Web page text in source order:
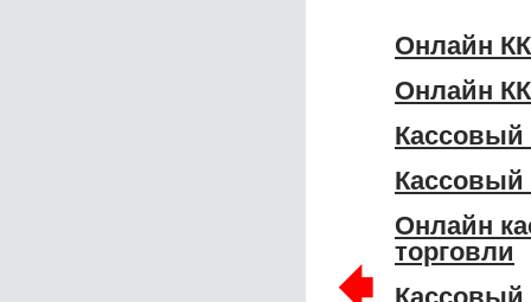
Онлайн
Онлайн
Онлайн
торговли